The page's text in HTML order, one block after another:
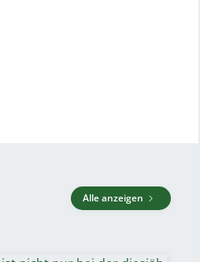
Alle anzeigen